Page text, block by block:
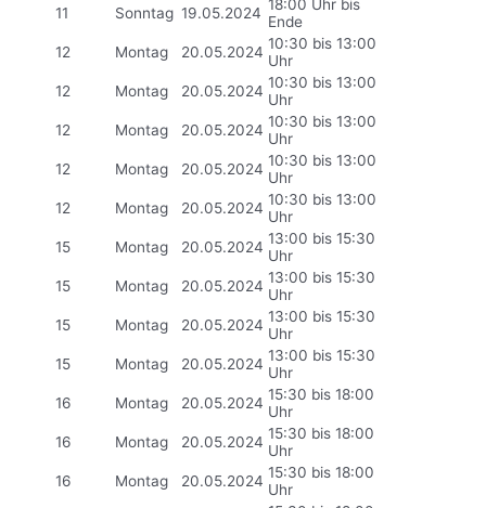
11 Sonntag 19.05.2024 18:00 Uhr bis
Ende
12
Montag 20.05.2024 10:30 bis 13:00
Uhr
12
Montag 20.05.2024 10:30 bis 13:00
Uhr
12
Montag 20.05.2024 10:30 bis 13:00
Uhr
12
Montag 20.05.2024 10:30 bis 13:00
Uhr
12
Montag 20.05.2024 10:30 bis 13:00
Uhr
15
Montag 20.05.2024 13:00 bis 15:30
Uhr
15
Montag 20.05.2024 13:00 bis 15:30
Uhr
15
Montag 20.05.2024 13:00 bis 15:30
Uhr
15
Montag 20.05.2024 13:00 bis 15:30
Uhr
16
Montag 20.05.2024 15:30 bis 18:00
Uhr
16
Montag 20.05.2024 15:30 bis 18:00
Uhr
16
Montag 20.05.2024 15:30 bis 18:00
Uhr